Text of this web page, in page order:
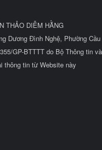
THẢO DIỄM HẰNG
Dương Đình Nghệ, Phường
GP-BTTTT do Bộ Thông tin
thông tin từ Website này